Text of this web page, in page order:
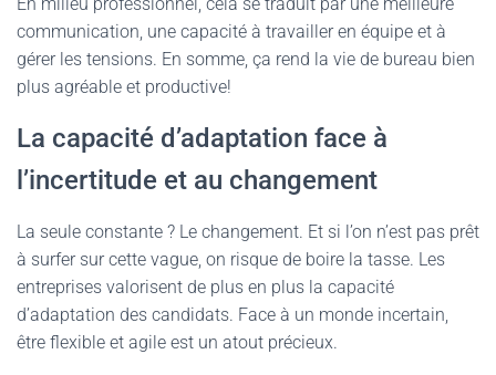
communication, une capacité à travailler en équipe et à
gérer les tensions. En somme, ça rend la vie de bureau bien
plus agréable et productive!
La capacité d’adaptation face à
l’incertitude et au changement
La seule constante ? Le changement. Et si l’on n’est pas prêt
à surfer sur cette vague, on risque de boire la tasse. Les
entreprises valorisent de plus en plus la capacité
d’adaptation des candidats. Face à un monde incertain,
être flexible et agile est un atout précieux.